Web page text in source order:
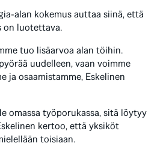
alan kokemus auttaa siinä, että
on luotettava.
tuo lisäarvoa alan töihin.
uudelleen, vaan voimme
ja osaamistamme, Eskelinen
omassa työporukassa, sitä löytyy
kertoo, että yksiköt
toisiaan.